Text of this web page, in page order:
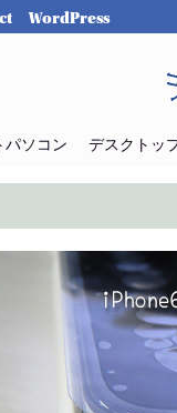
WordPress
パソコン デスクトッ